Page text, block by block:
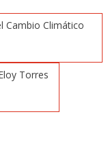
Cambio Climático
Torres